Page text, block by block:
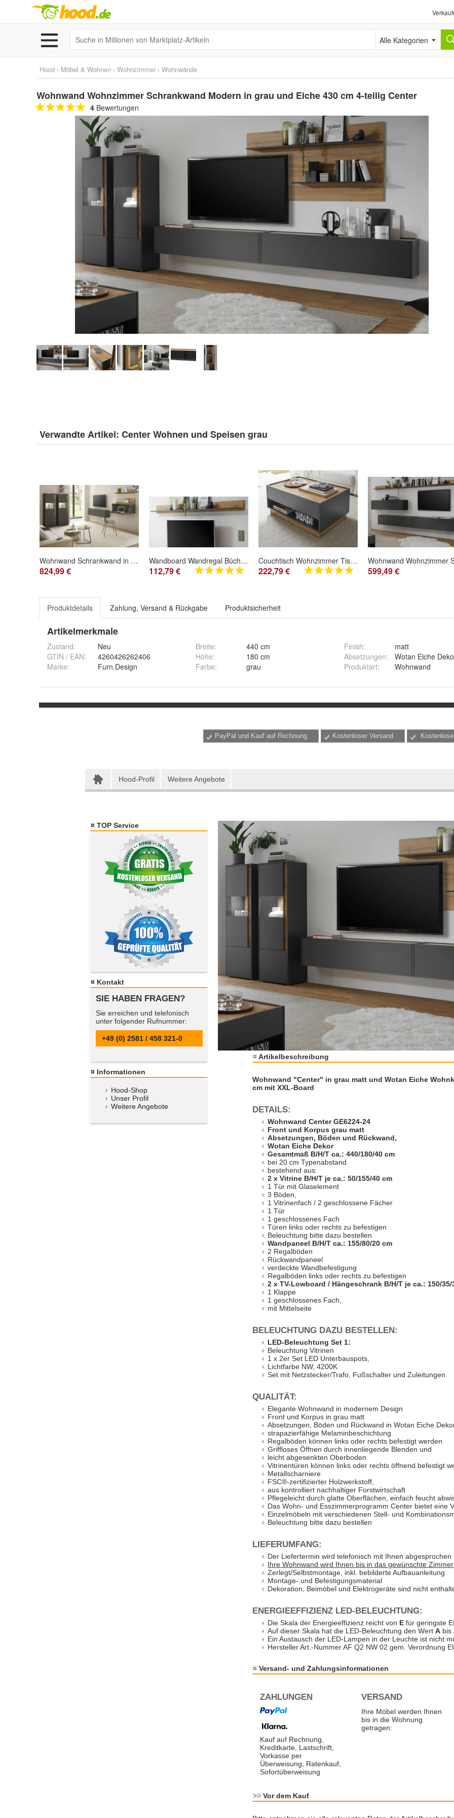
Alle Kategorien
Hood › Möbel & Wohnen › Wohnzimmer › Wohnwände
Wohnwand Wohnzimmer Schrankwand Modern in grau und Eiche 430 cm 4-teilig Center
4 Bewertungen
Verwandte Artikel: Center Wohnen und Speisen grau
Wohnwand Schrankwand in grau und Eiche Set 5-tlg mit Sekretär Center 410 cm
824,99 €
Wandboard Wandregal Bücherregal Paneel mit Ablage grau Eiche Wotan 170 cm Center
112,79 €
Couchtisch Wohnzimmer Tisch Eiche grau Schublade Stauraum Beistell 90 cm Center
222,79 € 599,49 €
Produktdetails Zahlung, Versand & Rückgabe Produktsicherheit
Artikelmerkmale
Zustand:
Neu
GTIN / EAN:
4260426262406
Marke:
Furn.Design
Breite:
440 cm
Höhe:
180 cm
Farbe: grau
Finish:
matt
Absetzungen:
Wotan Eiche
Produktart: Wohnwand